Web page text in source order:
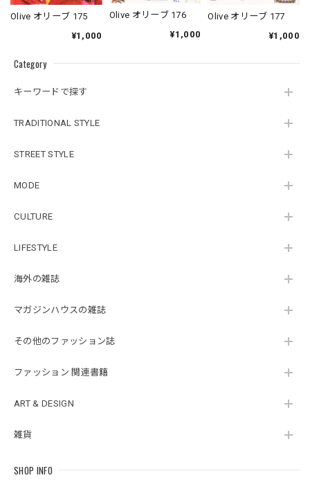
Category
キーワードで探す
TRADITIONAL STYLE
STREET STYLE
MODE
CULTURE
LIFESTYLE
海外の雑誌
マガジンハウスの雑誌
その他のファッション誌
ファッション 関連書籍
ART & DESIGN
雑貨
SHOP INFO
Olive オリーブ 175
¥1,000
Olive オリーブ 176
¥1,000
Olive オリーブ 177
¥1,000